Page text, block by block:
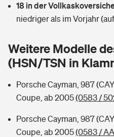
Tools
Hochwasser-Check: Wie
Wer versichert was: Jetzt
Sie haben Fragen?
Handyversicherung
Private Cyberversicherung
Musikinstrumentenversicherung
Zur Übersicht
Tools
Sie haben Fragen?
Rentenrechner: Wie viel Geld
18 in der
niedriger als im Vorjahr
Weitere Modelle
(HSN/TSN in
Porsche Cayman, 987
Coupe, ab 2005(0583 /
Porsche Cayman, 987
Coupe, ab 2005(0583 /